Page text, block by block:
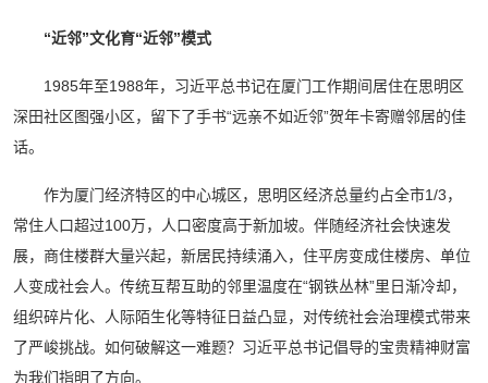
“近邻”文化育“近邻”模式
1985年至1988年，习近平总书记在厦门工作期间居住在思明区
深田社区图强小区，留下了手书“远亲不如近邻”贺年卡寄赠邻居的佳
话。
作为厦门经济特区的中心城区，思明区经济总量约占全市1/3，
常住人口超过100万，人口密度高于新加坡。伴随经济社会快速发
展，商住楼群大量兴起，新居民持续涌入，住平房变成住楼房、单位
人变成社会人。传统互帮互助的邻里温度在“钢铁丛林”里日渐冷却，
组织碎片化、人际陌生化等特征日益凸显，对传统社会治理模式带来
了严峻挑战。如何破解这一难题？习近平总书记倡导的宝贵精神财富
为我们指明了方向。